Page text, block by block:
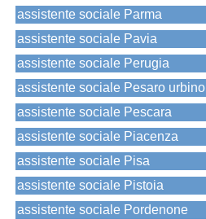
assistente sociale Parma
assistente sociale Pavia
assistente sociale Perugia
assistente sociale Pesaro urbino
assistente sociale Pescara
assistente sociale Piacenza
assistente sociale Pisa
assistente sociale Pistoia
assistente sociale Pordenone